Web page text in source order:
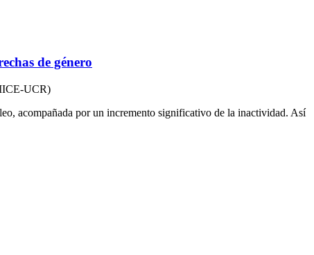
de género
UCR)
acompañada por un incremento significativo de la inactividad. Así